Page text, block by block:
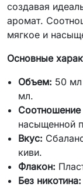
создавая
аромат.
мягкое и
Основные
Объем: 50
мл.
Соотношение
насыщенной
Вкус:
киви.
Флакон:
Без никотина: